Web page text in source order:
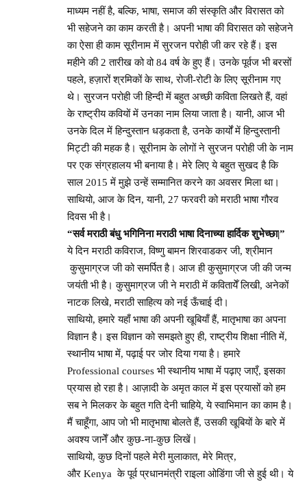
माध्यम नहीं है, बल्कि, भाषा, समाज की संस्कृति और विरासत को
भी सहेजने का काम करती है। अपनी भाषा की विरासत को सहेजने
का ऐसा ही काम सूरीनाम में सुरजन परोही जी कर रहे हैं। इस
महीने की 2 तारीख को वो 84 वर्ष के हुए हैं। उनके पूर्वज भी बरसों
पहले, हज़ारों श्रमिकों के साथ, रोजी-रोटी के लिए सूरीनाम गए
थे। सुरजन परोही जी हिन्दी में बहुत अच्छी कविता लिखते हैं, वहां
के राष्ट्रीय कवियों में उनका नाम लिया जाता है। यानी, आज भी
उनके दिल में हिन्दुस्तान धड़कता है, उनके कार्यों में हिन्दुस्तानी
मिट्टी की महक है। सूरीनाम के लोगों ने सुरजन परोही जी के नाम
पर एक संग्रहालय भी बनाया है। मेरे लिए ये बहुत सुखद है कि
साल 2015 में मुझे उन्हें सम्मानित करने का अवसर मिला था।
साथियो, आज के दिन, यानी, 27 फरवरी को मराठी भाषा गौरव
दिवस भी है।
“सर्व मराठी बंधु भगिनिना मराठी भाषा दिनाच्या हार्दिक शुभेच्छा|”
ये दिन मराठी कविराज, विष्णु बामन शिरवाडकर जी, श्रीमान
कुसुमाग्रज जी को समर्पित है। आज ही कुसुमाग्रज जी की जन्म
जयंती भी है। कुसुमाग्रज जी ने मराठी में कवितायेँ लिखी, अनेकों
नाटक लिखे, मराठी साहित्य को नई ऊँचाई दी।
साथियो, हमारे यहाँ भाषा की अपनी खूबियाँ हैं, मातृभाषा का अपना
विज्ञान है। इस विज्ञान को समझते हुए ही, राष्ट्रीय शिक्षा नीति में,
स्थानीय भाषा में, पढ़ाई पर जोर दिया गया है। हमारे
Professional courses भी स्थानीय भाषा में पढ़ाए जाएँ, इसका
प्रयास हो रहा है। आज़ादी के अमृत काल में इस प्रयासों को हम
सब ने मिलकर के बहुत गति देनी चाहिये, ये स्वाभिमान का काम है।
मैं चाहूँगा, आप जो भी मातृभाषा बोलते हैं, उसकी खूबियों के बारे में
अवश्य जानेँ और कुछ-ना-कुछ लिखें।
साथियो, कुछ दिनों पहले मेरी मुलाकात, मेरे मित्र,
और Kenya के पूर्व प्रधानमंत्री राइला ओडिंगा जी से हुई थी। ये